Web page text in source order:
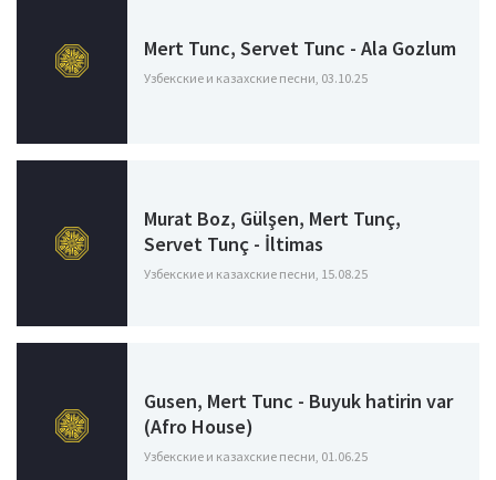
Mert Tunc, Servet Tunc - Ala Gozlum
Узбекские и казахские песни, 03.10.25
Murat Boz, Gülşen, Mert Tunç,
Servet Tunç - İltimas
Узбекские и казахские песни, 15.08.25
Gusen, Mert Tunc - Buyuk hatirin var
(Afro House)
Узбекские и казахские песни, 01.06.25